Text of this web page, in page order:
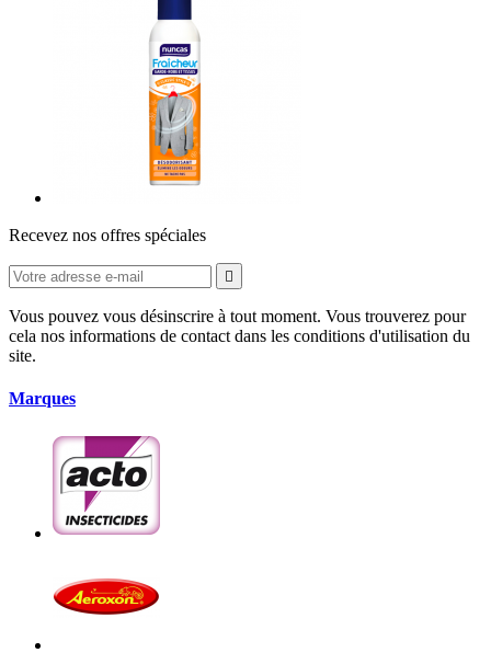
Recevez nos offres spéciales

Vous pouvez vous désinscrire à tout moment. Vous trouverez pour
cela nos informations de contact dans les conditions d'utilisation du
site.
Marques